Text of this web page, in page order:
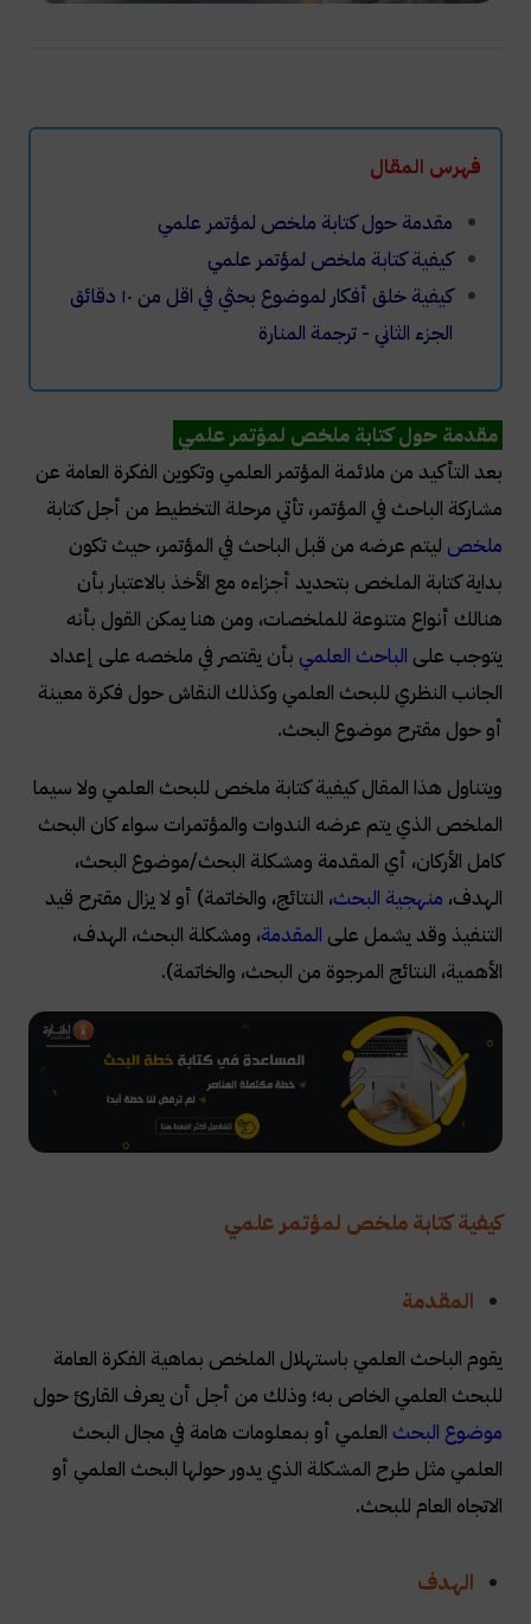
فهرس المقال
مقدمة حول كتابة ملخص لمؤتمر علمي
كيفية كتابة ملخص لمؤتمر علمي
كيفية خلق أفكار لموضوع بحثي في اقل من ١٠ دقائق
الجزء الثاني - ترجمة المنارة
مقدمة حول كتابة ملخص لمؤتمر علمي
بعد التأكيد من ملائمة المؤتمر العلمي وتكوين الفكرة العامة عن
مشاركة الباحث في المؤتمر، تأتي مرحلة التخطيط من أجل كتابة
ملخص ليتم عرضه من قبل الباحث في المؤتمر، حيث تكون
بداية كتابة الملخص بتحديد أجزاءه مع الأخذ بالاعتبار بأن
هنالك أنواع متنوعة للملخصات، ومن هنا يمكن القول بأنه
يتوجب على الباحث العلمي بأن يقتصر في ملخصه على إعداد
الجانب النظري للبحث العلمي وكذلك النقاش حول فكرة معينة
أو حول مقترح موضوع البحث.
ويتناول هذا المقال كيفية كتابة ملخص للبحث العلمي ولا سيما
الملخص الذي يتم عرضه الندوات والمؤتمرات سواء كان البحث
كامل الأركان، أي المقدمة ومشكلة البحث/موضوع البحث،
الهدف، منهجية البحث، النتائج، والخاتمة) أو لا يزال مقترح قيد
التنفيذ وقد يشمل على المقدمة، ومشكلة البحث، الهدف،
الأهمية، النتائج المرجوة من البحث، والخاتمة).
كيفية كتابة ملخص لمؤتمر علمي
المقدمة
يقوم الباحث العلمي باستهلال الملخص بماهية الفكرة العامة
للبحث العلمي الخاص به؛ وذلك من أجل أن يعرف القارئ حول
موضوع البحث العلمي أو بمعلومات هامة في مجال البحث
العلمي مثل طرح المشكلة الذي يدور حولها البحث العلمي أو
الاتجاه العام للبحث.
الهدف